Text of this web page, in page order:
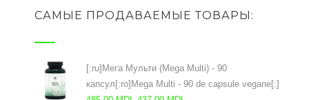
САМЫЕ ПРОДАВАЕМЫЕ ТОВАРЫ:
[:ru]Мега Мульти (Mega Multi) - 90
капсул[:ro]Mega Multi - 90 de capsule vegane[:]